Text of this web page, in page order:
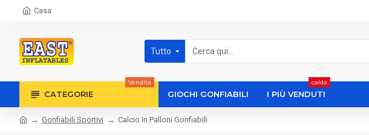
Casa
Tutto
CATEGORIE
Vendita
GIOCHI GONFIABILI I PIÙ VENDUTI
calda
Gonfiabili Sportivi Calcio In Palloni Gonfiabili